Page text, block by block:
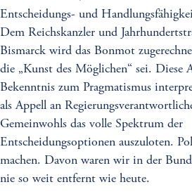
Entscheidungs- und
Dem Reichskanzler und
Bismarck wird das Bonmot
die „Kunst des Möglichen“ sei. Diese
Bekenntnis zum Pragmatismus
als Appell an
Gemeinwohls das volle Spektrum der
Entscheidungsoptionen auszuloten.
machen. Davon waren wir in der
nie so weit entfernt wie heute.